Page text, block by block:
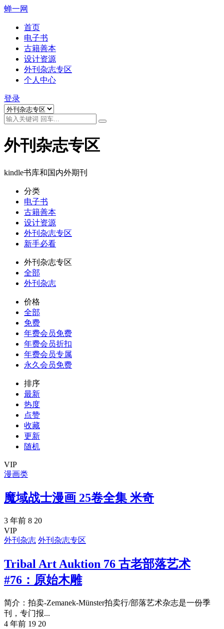
蝉一网
首页
电子书
古籍善本
设计资源
外刊杂志专区
个人中心
登录
外刊杂志专区
kindle书库和国内外期刊
分类
电子书
古籍善本
设计资源
外刊杂志专区
新手必看
外刊杂志专区
全部
外刊杂志
价格
全部
免费
年费会员免费
年费会员折扣
年费会员专属
永久会员免费
排序
最新
热度
点赞
收藏
更新
随机
VIP
漫画类
魔域战士漫画 25卷全集 米奇
3 年前 8 20
VIP
外刊杂志 外刊杂志专区
Tribal Art Auktion 76 古老部落艺术
#76：原始木雕
简介：拍卖-Zemanek-Münster拍卖行/部落艺术杂志是一份季
刊，专门报...
4 年前 19 20